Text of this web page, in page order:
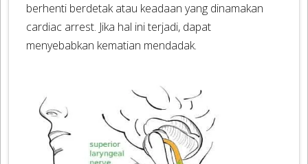
berhenti berdetak atau keadaan yang dinamakan
cardiac arrest. Jika hal ini terjadi, dapat
menyebabkan kematian mendadak.